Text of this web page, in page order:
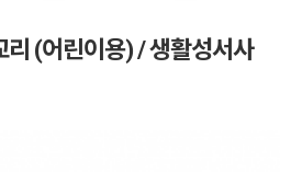
리 (어린이용) / 생활성서사